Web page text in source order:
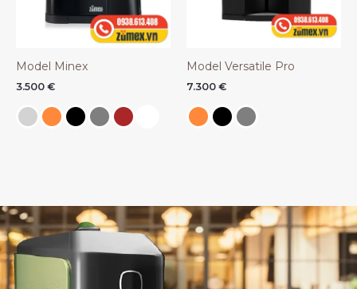
Model Minex
3.500 €
Model Versatile Pro
7.300 €